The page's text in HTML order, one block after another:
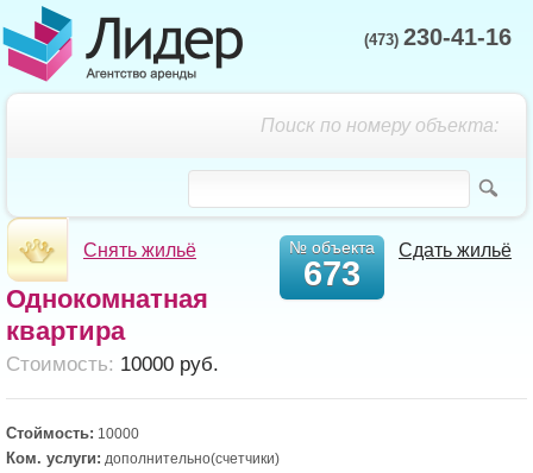
(473) 230-41-16
Поиск по номеру объекта:
Снять жильё Сдать жильё
№ объекта
673
Однокомнатная
квартира
Cтоимость: 10000 руб.
Стоймость: 10000
Ком. услуги: дополнительно(счетчики)